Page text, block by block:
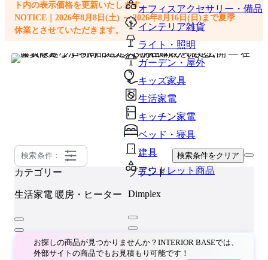
オフィスアクセサリー・備品
インテリア雑貨
ライト・照明
ガーデン・屋外
キッズ家具
生活家電
キッチン家電
ベッド・寝具
建具
アウトレット商品
ト内の表示価格を更新いたします。
NOTICE｜2026年8月8日(土) ～ 2026年8月16日(日)まで夏季
休業とさせていただきます。
検索条件： 検索条件をクリア
カテゴリー
生活家電 暖房・ヒーター
ブランド
Dimplex
お探しの商品が見つかりませんか？INTERIOR BASEでは、
外部サイトの商品でもお見積もり可能です！